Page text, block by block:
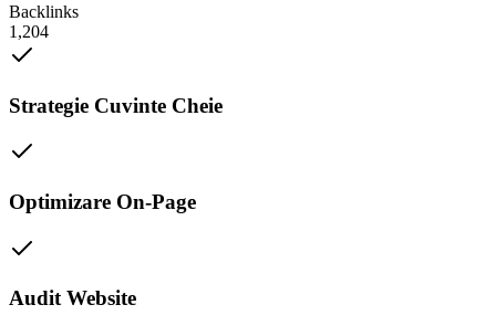
Backlinks
1,204
Strategie Cuvinte Cheie
Optimizare On-Page
Audit Website